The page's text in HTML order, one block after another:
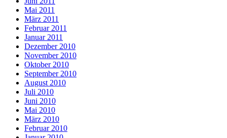
Mai 2011
März 2011
Februar 2011
Januar 2011
Dezember 2010
November 2010
Oktober 2010
September 2010
August 2010
Juli 2010
Juni 2010
Mai 2010
März 2010
Februar 2010